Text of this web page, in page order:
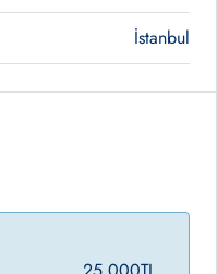
İstanbul